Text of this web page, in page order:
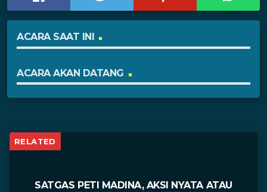
ACARA SAAT INI
ACARA AKAN DATANG
RELATED
SATGAS PETI MADINA, AKSI NYATA ATAU